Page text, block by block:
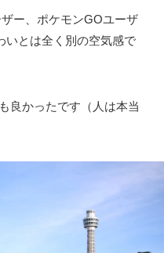
ー、ポケモンGOユーザ
いとは全く別の空気感で
良かったです（人は本当